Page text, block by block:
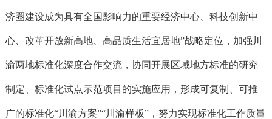
济圈建设成为具有全国影响力的重要经济中心、科技创新中
心、改革开放新高地、高品质生活宜居地”战略定位，加强川
渝两地标准化深度合作交流，协同开展区域地方标准的研究
制定、标准化试点示范项目的实施应用，形成可复制、可推
广的标准化“川渝方案”“川渝样板”，努力实现标准化工作质量